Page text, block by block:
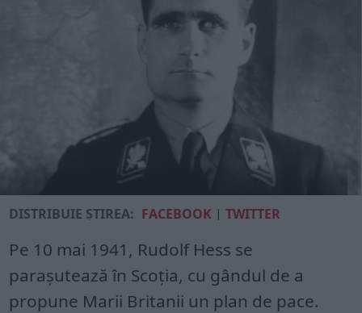
DISTRIBUIE ȘTIREA: FACEBOOK |TWITTER
Pe 10 mai 1941, Rudolf Hess se
paraşutează în Scoţia, cu gândul de a
propune Marii Britanii un plan de pace.